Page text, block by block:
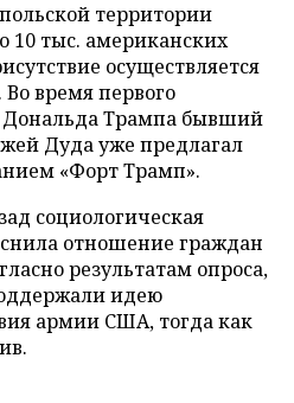
территории
10 тыс. американских
осуществляется
время первого
Дональда Трампа бывший
Дуда уже предлагал
«Форт Трамп».
социологическая
отношение граждан
результатам опроса,
идею
армии США, тогда как